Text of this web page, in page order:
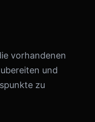
vorhandenen
und
zu